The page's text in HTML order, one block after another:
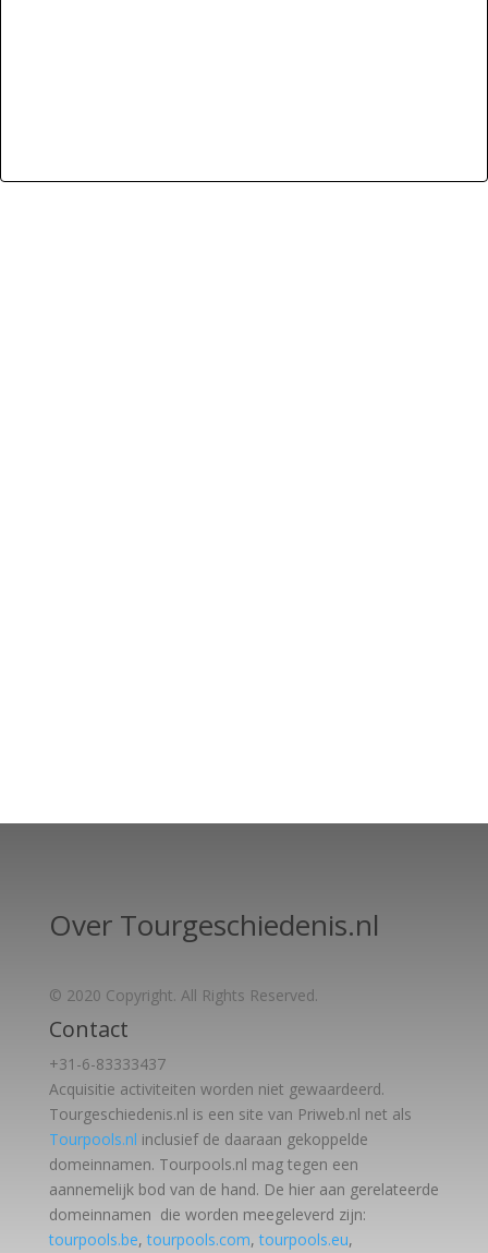
Over Tourgeschiedenis.nl
© 2020 Copyright. All Rights Reserved.
Contact
+31-6-83333437
Acquisitie activiteiten worden niet gewaardeerd.
Tourgeschiedenis.nl is een site van Priweb.nl net als
Tourpools.nl inclusief de daaraan gekoppelde
domeinnamen. Tourpools.nl mag tegen een
aannemelijk bod van de hand. De hier aan gerelateerde
domeinnamen die worden meegeleverd zijn:
tourpools.be,tourpools.com,tourpools.eu,